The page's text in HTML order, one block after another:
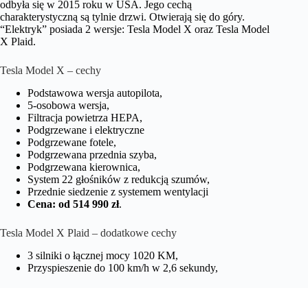
odbyła się w 2015 roku w USA. Jego cechą
charakterystyczną są tylnie drzwi. Otwierają się do góry.
“Elektryk” posiada 2 wersje: Tesla Model X oraz Tesla Model
X Plaid.
Tesla Model X – cechy
Podstawowa wersja autopilota,
5-osobowa wersja,
Filtracja powietrza HEPA,
Podgrzewane i elektryczne
Podgrzewane fotele,
Podgrzewana przednia szyba,
Podgrzewana kierownica,
System 22 głośników z redukcją szumów,
Przednie siedzenie z systemem wentylacji
Cena: od 514 990 zł.
Tesla Model X Plaid – dodatkowe cechy
3 silniki o łącznej mocy 1020 KM,
Przyspieszenie do 100 km/h w 2,6 sekundy,